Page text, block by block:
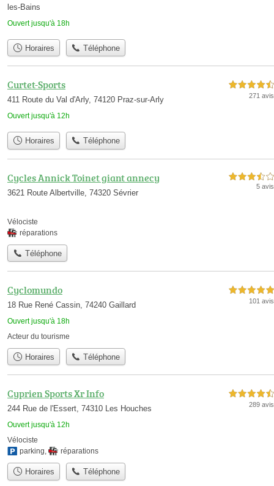
les-Bains
Ouvert jusqu'à 18h
Horaires Téléphone
Curtet-Sports
411 Route du Val d'Arly, 74120 Praz-sur-Arly
Ouvert jusqu'à 12h
4,5 étoiles sur 5
271 avis
Horaires Téléphone
Cycles Annick Toinet giant annecy
3621 Route Albertville, 74320 Sévrier
3,5 étoiles sur 5
5 avis
Vélociste
réparations
Téléphone
Cyclomundo
18 Rue René Cassin, 74240 Gaillard
Ouvert jusqu'à 18h
5,0 étoiles sur 5
101 avis
Acteur du tourisme
Horaires Téléphone
Cyprien Sports Xr Info
244 Rue de l'Essert, 74310 Les Houches
Ouvert jusqu'à 12h
4,5 étoiles sur 5
289 avis
Vélociste
parking, réparations
Horaires Téléphone